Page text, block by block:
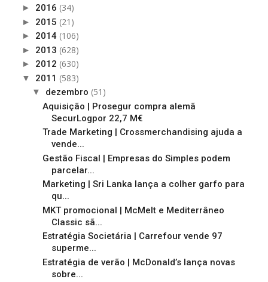
► 2016 (34)
► 2015 (21)
► 2014 (106)
► 2013 (628)
► 2012 (630)
▼ 2011 (583)
▼ dezembro (51)
Aquisição | Prosegur compra alemã
SecurLogpor 22,7 M€
Trade Marketing | Crossmerchandising ajuda a
vende...
Gestão Fiscal | Empresas do Simples podem
parcelar...
Marketing | Sri Lanka lança a colher garfo para
qu...
MKT promocional | McMelt e Mediterrâneo
Classic sã...
Estratégia Societária | Carrefour vende 97
superme...
Estratégia de verão | McDonald’s lança novas
sobre...